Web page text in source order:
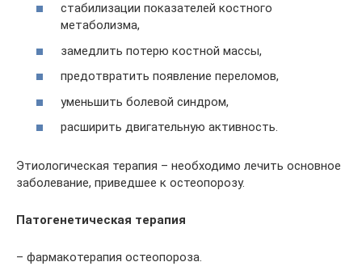
стабилизации показателей костного
метаболизма,
замедлить потерю костной массы,
предотвратить появление переломов,
уменьшить болевой синдром,
расширить двигательную активность.
Этиологическая терапия – необходимо лечить основное
заболевание, приведшее к остеопорозу.
Патогенетическая терапия
– фармакотерапия остеопороза.